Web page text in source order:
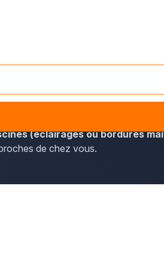
les coordonnées fournies sur plus-
de Villiers-sur-Marne.
(éclairages ou bordures
de chez vous.